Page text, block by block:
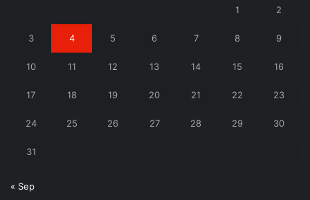
1 2
3 4 5 6 7 8 9
10 11 12 13 14 15 16
17 18 19 20 21 22 23
24 25 26 27 28 29 30
31
« Sep